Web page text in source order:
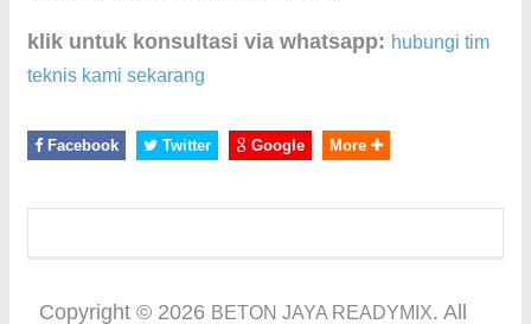
klik untuk konsultasi via whatsapp: hubungi tim
teknis kami sekarang
Facebook Twitter Google More
Copyright © 2026 BETON JAYA READYMIX. All